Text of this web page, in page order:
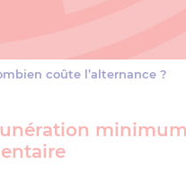
coûte l’alternance ?
minimum